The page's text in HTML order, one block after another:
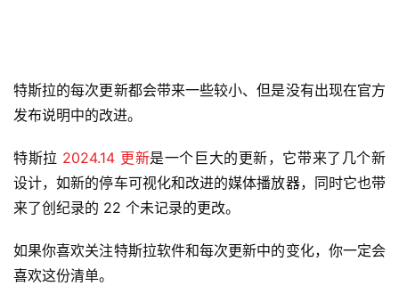
特斯拉的每次更新都会带来一些较小、但是没有出现在官方
发布说明中的改进。
特斯拉 2024.14 更新是一个巨大的更新，它带来了几个新
设计，如新的停车可视化和改进的媒体播放器，同时它也带
来了创纪录的 22 个未记录的更改。
如果你喜欢关注特斯拉软件和每次更新中的变化，你一定会
喜欢这份清单。